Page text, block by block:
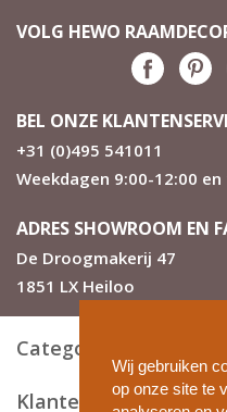
Wij gebruiken
op onze site te
VOLG HEWO
BEL ONZE
+31 (0)495 541011
Weekdagen 9:00-12:00 en
ADRES SHOWROOM EN
De Droogmakerij 47
1851 LX Heiloo
Categorieën
Klantenservice